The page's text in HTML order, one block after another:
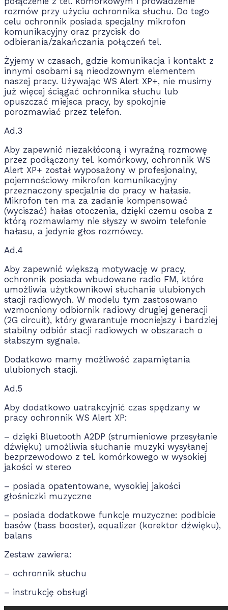
rozmów przy użyciu ochronnika słuchu. Do tego
celu ochronnik posiada specjalny mikrofon
komunikacyjny oraz przycisk do
odbierania/zakańczania połączeń tel.
Żyjemy w czasach, gdzie komunikacja i kontakt z
innymi osobami są nieodzownym elementem
naszej pracy. Używając WS Alert XP+, nie musimy
już więcej ściągać ochronnika słuchu lub
opuszczać miejsca pracy, by spokojnie
porozmawiać przez telefon.
Ad.3
Aby zapewnić niezakłóconą i wyraźną rozmowę
przez podłączony tel. komórkowy, ochronnik WS
Alert XP+ został wyposażony w profesjonalny,
pojemnościowy mikrofon komunikacyjny
przeznaczony specjalnie do pracy w hałasie.
Mikrofon ten ma za zadanie kompensować
(wyciszać) hałas otoczenia, dzięki czemu osoba z
którą rozmawiamy nie słyszy w swoim telefonie
hałasu, a jedynie głos rozmówcy.
Ad.4
Aby zapewnić większą motywację w pracy,
ochronnik posiada wbudowane radio FM, które
umożliwia użytkownikowi słuchanie ulubionych
stacji radiowych. W modelu tym zastosowano
wzmocniony odbiornik radiowy drugiej generacji
(2G circuit), który gwarantuje mocniejszy i bardziej
stabilny odbiór stacji radiowych w obszarach o
słabszym sygnale.
Dodatkowo mamy możliwość zapamiętania
ulubionych stacji.
Ad.5
Aby dodatkowo uatrakcyjnić czas spędzany w
pracy ochronnik WS Alert XP:
– dzięki Bluetooth A2DP (strumieniowe przesyłanie
dźwięku) umożliwia słuchanie muzyki wysyłanej
bezprzewodowo z tel. komórkowego w wysokiej
jakości w stereo
– posiada opatentowane, wysokiej jakości
głośniczki muzyczne
– posiada dodatkowe funkcje muzyczne: podbicie
basów (bass booster), equalizer (korektor dźwięku),
balans
Zestaw zawiera:
– ochronnik słuchu
– instrukcję obsługi